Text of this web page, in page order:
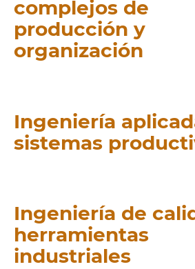
complejos de
producción y
organización
Ingeniería
sistemas
Ingeniería de
herramientas
industriales